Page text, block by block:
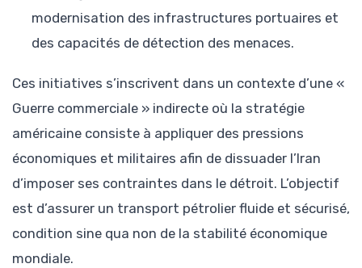
modernisation des infrastructures portuaires et
des capacités de détection des menaces.
Ces initiatives s’inscrivent dans un contexte d’une «
Guerre commerciale » indirecte où la stratégie
américaine consiste à appliquer des pressions
économiques et militaires afin de dissuader l’Iran
d’imposer ses contraintes dans le détroit. L’objectif
est d’assurer un transport pétrolier fluide et sécurisé,
condition sine qua non de la stabilité économique
mondiale.